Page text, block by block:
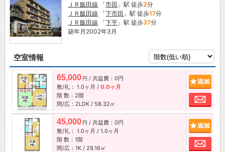
ＪＲ飯田線 「市田 」駅 徒歩2分
ＪＲ飯田線 「下市田 」駅 徒歩17分
ＪＲ飯田線 「下平 」駅 徒歩37分
築年月2002年3月
空室情報
65,000 円 / 共益費：0円
敷/礼： 1.0ヶ月 / 0.0ヶ月
階 数：2階
間/広：2LDK / 58.32㎡
お
45,000 円 / 共益費：0円
敷/礼： 1.0ヶ月 / 1.0ヶ月
階 数：1階
間/広：1K / 29.16㎡
お